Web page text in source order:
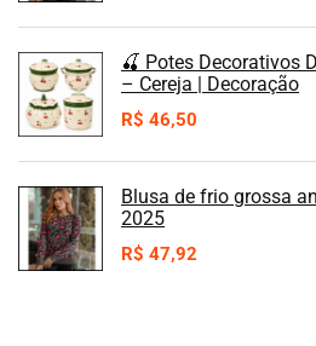
🍒 Potes Decorativos
– Cereja | Decoração
R$ 46,50
Blusa de frio grossa
2025
R$ 47,92